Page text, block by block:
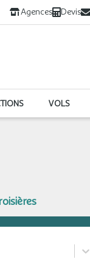
Agences Devis
VOLS